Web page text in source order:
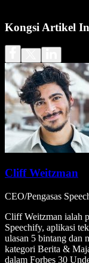
Kongsi Artikel
Cliff Weitzman
CEO/Pengasas
Cliff Weitzman ialah
Speechify, aplikasi
ulasan 5 bintang dan
kategori Berita &
dalam Forbes 30